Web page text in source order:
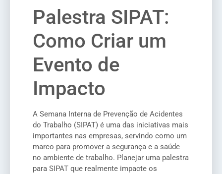
Palestra SIPAT:
Como Criar um
Evento de
Impacto
A Semana Interna de Prevenção de Acidentes
do Trabalho (SIPAT) é uma das iniciativas mais
importantes nas empresas, servindo como um
marco para promover a segurança e a saúde
no ambiente de trabalho. Planejar uma palestra
para SIPAT que realmente impacte os